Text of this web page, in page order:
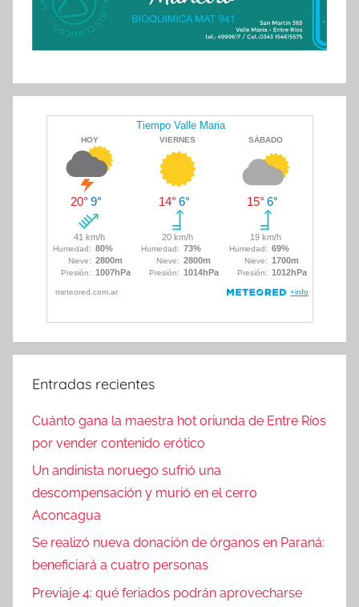
Entradas recientes
Cuánto gana la maestra hot oriunda de Entre Ríos
por vender contenido erótico
Un andinista noruego sufrió una
descompensación y murió en el cerro
Aconcagua
Se realizó nueva donación de órganos en Paraná:
beneficiará a cuatro personas
Previaje 4: qué feriados podrán aprovecharse